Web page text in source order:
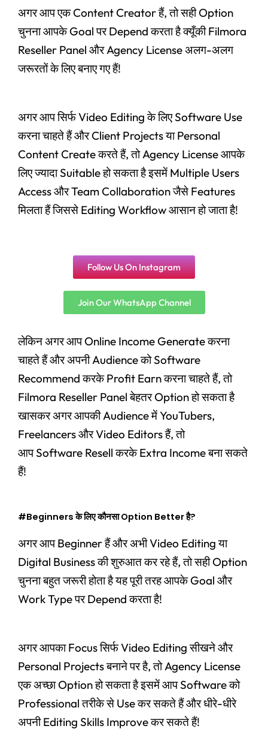
अगर आप एक Content Creator हैं, तो सही Option
चुनना आपके Goal पर Depend करता है क्यूँकी Filmora
Reseller Panel और Agency License अलग-अलग
जरूरतों के लिए बनाए गए हैं!
अगर आप सिर्फ Video Editing के लिए Software Use
करना चाहते हैं और Client Projects या Personal
Content Create करते हैं, तो Agency License आपके
लिए ज्यादा Suitable हो सकता है इसमें Multiple Users
Access और Team Collaboration जैसे Features
मिलता हैं जिससे Editing Workflow आसान हो जाता है!
Follow Us On Instagram
Join Our WhatsApp Channel
लेकिन अगर आप Online Income Generate करना
चाहते हैं और अपनी Audience को Software
Recommend करके Profit Earn करना चाहते हैं, तो
Filmora Reseller Panel बेहतर Option हो सकता है
खासकर अगर आपकी Audience में YouTubers,
Freelancers और Video Editors हैं, तो
आपSoftware Resell करके Extra Income बना सकते
हैं!
#Beginners के लिए कौनसा Option Better है?
अगर आप Beginner हैं और अभी Video Editing या
Digital Business की शुरुआत कर रहे हैं, तो सही Option
चुनना बहुत जरूरी होता है यह पूरी तरह आपके Goal और
Work Type पर Depend करता है!
अगर आपका Focus सिर्फ Video Editing सीखने और
Personal Projects बनाने पर है, तो Agency License
एक अच्छा Option हो सकता है इसमें आप Software को
Professional तरीके से Use कर सकते हैं और धीरे-धीरे
अपनी Editing Skills Improve कर सकते हैं!